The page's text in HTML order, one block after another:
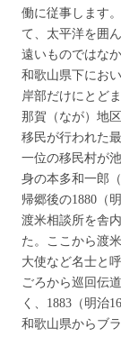
働に従事します
て、太平洋を囲
遠いものではな
和歌山県下にお
岸部だけにとど
那賀（なが）地
移民が行われた
一位の移民村が
身の本多和一郎
帰郷後の1880（
渡米相談所を舎
た。ここから渡
大使など名士と
ごろから巡回伝
く、1883（明治
和歌山県からブ